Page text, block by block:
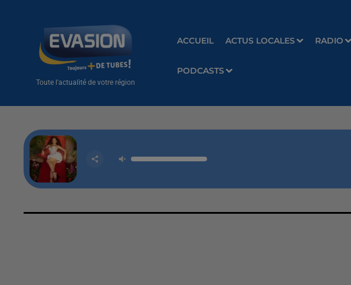
Toute l'actualité de votre région
ACCUEIL ACTUS LOCALES RADIO
PODCASTS